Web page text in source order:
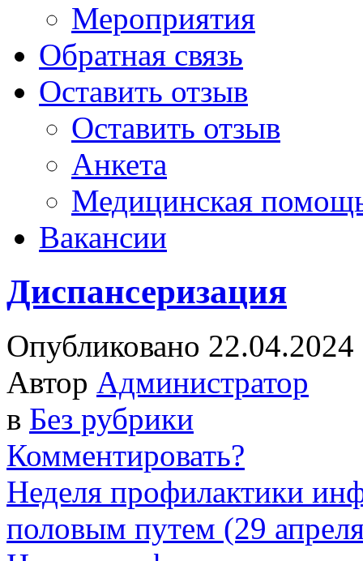
Мероприятия
Обратная связь
Оставить отзыв
Оставить отзыв
Анкета
Медицинская
Вакансии
Диспансеризация
Опубликовано 22.04.2024
Автор Администратор
в Без рубрики
Комментировать?
Неделя профилактики
половым путем (29